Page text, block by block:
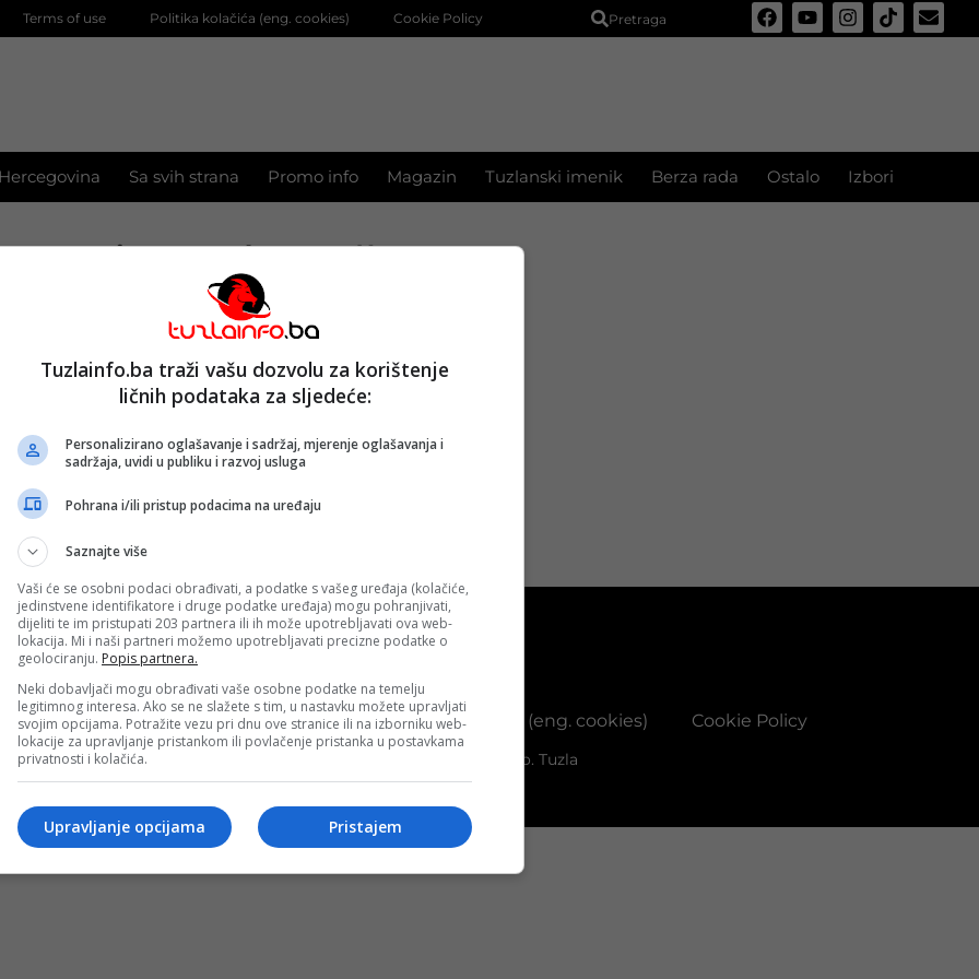
Terms of use Politika kolačića (eng. cookies) Cookie Policy Pretraga
Sa svih strana Promo info Magazin Tuzlanski imenik Berza rada Ostalo Izbori
janez kopač
el. energije, Kopač tvrdi da je to
poretku EZ
Uslovi korištenja Terms of use Politika kolačića (eng. cookies) Cookie Policy
D.S.O. PROMUS TUZLA. Developed by: Futura Multimedia d.o.o. Tuzla
Tuzlainfo.ba traži vašu dozvolu za korištenje
ličnih podataka za sljedeće:
Personalizirano oglašavanje i sadržaj, mjerenje oglašavanja i
sadržaja, uvidi u publiku i razvoj usluga
Pohrana i/ili pristup podacima na uređaju
Saznajte više
Vaši će se osobni podaci obrađivati, a podatke s vašeg uređaja (kolačiće,
jedinstvene identifikatore i druge podatke uređaja) mogu pohranjivati,
dijeliti te im pristupati 203 partnera ili ih može upotrebljavati ova web-
lokacija. Mi i naši partneri možemo upotrebljavati precizne podatke o
geolociranju. Popis partnera.
Neki dobavljači mogu obrađivati vaše osobne podatke na temelju
legitimnog interesa. Ako se ne slažete s tim, u nastavku možete upravljati
svojim opcijama. Potražite vezu pri dnu ove stranice ili na izborniku web-
lokacije za upravljanje pristankom ili povlačenje pristanka u postavkama
privatnosti i kolačića.
Pristajem
Upravljanje opcijama